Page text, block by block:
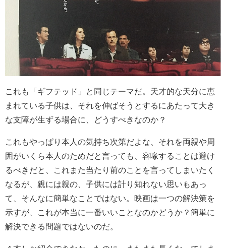
これも「ギフテッド」と同じテーマだ。天才的な天分に恵
まれている子供は、それを伸ばそうとするにあたって大き
な支障が生ずる場合に、どうすべきなのか？
これもやっぱり本人の気持ち次第だよな、それを両親や周
囲がいくら本人のためだと言っても、容喙することは避け
るべきだと、これまた当たり前のことを言ってしまいたく
なるが、親には親の、子供には計り知れない思いもあっ
て、そんなに簡単なことではない。映画は一つの解決策を
示すが、これが本当に一番いいことなのかどうか？簡単に
解決できる問題ではないのだ。